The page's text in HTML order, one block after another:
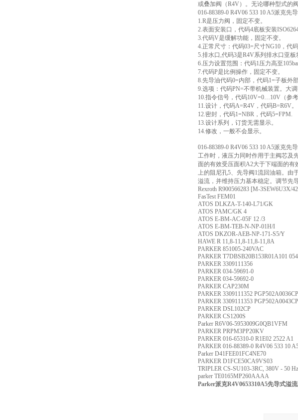
或叠加阀（R4V）。无论哪种型式的
016-88389-0 R4V06 533 10 A5派克先
1.R是压力阀，固定不变。
2.表面安装口，代码4底板安装
3.代码V是缓解功能，固定不变。
4.正常尺寸：代码03=尺寸NG10，代
5.排水口,代码3是R4V系列排水口亚板
6.压力设置范围：代码1压力高至
7.代码P是比例操作，固定不变。
8.先导油代码0=内部，代码1=子板外
9.选项：代码PN=不带机械装置。大
10.指令信号，代码10V=0…10V（参
11.设计，代码A=R4V，代码B=R6V。
12.密封，代码1=NBR，代码5=FPM.
13.设计系列，订货无需显示。
14.修改，一般不会显示。
016-88389-0 R4V06 533 10 A5派克先
工作时，液压力同时作用于主阀芯及
面的有效受压面积A2大于下端面的
上的阻尼孔5、先导阀1流回油箱。由
溢流，并维持压力基本稳定。调节先
Rexroth R900566283 [M-3SEW6U3X/
FasTest FEM01
ATOS DLKZA-T-140-L71/GK
ATOS PAMC/GK 4
ATOS E-BM-AC-05F 12 /3
ATOS E-BM-TEB-N-NP-01H/I
ATOS DKZOR-AEB-NP-171-S5/Y
HAWE R 11,8-11,8-11,8-11,8A
PARKER 851005-240VAC
PARKER T7DBSB20B153R01A101
PARKER 3309111356
PARKER 034-59691-0
PARKER 034-59692-0
PARKER CAP230M
PARKER 3309111352
PARKER 3309111353
PARKER DSL102CP
PARKER CS1200S
Parker R6V06-5953009G0QB1VFM
PARKER PRPM3PP20KV
PARKER 016-65310-0 R1E02 2522 A1
PARKER 016-88389-0 R4V06 533 10
Parker D41FEE01FC4NE70
PARKER D1FCE50CA9VS03
TRIPLER CS-SU103-3RC, 380V - 50
parker TE0165MP260AAAA
Parker派克R4V0653310A5先导式溢